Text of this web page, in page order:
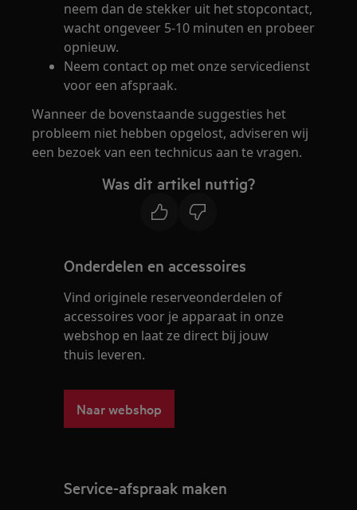
neem dan de stekker uit het stopcontact,
wacht ongeveer 5-10 minuten en probeer
opnieuw.
Neem contact op met onze servicedienst
voor een afspraak.
Wanneer de bovenstaande suggesties het
probleem niet hebben opgelost, adviseren wij
een bezoek van een technicus aan te vragen.
Was dit artikel nuttig?
Onderdelen en accessoires
Vind originele reserveonderdelen of
accessoires voor je apparaat in onze
webshop en laat ze direct bij jouw
thuis leveren.
Naar webshop
Service-afspraak maken